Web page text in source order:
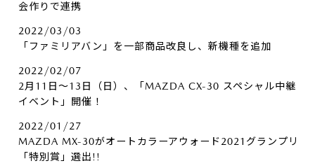
会作りで連携
2022/03/03
「ファミリアバン」を一部商品改良し、新機種を追加
2022/02/07
2月11日～13日（日）、「MAZDA CX-30 スペシャル中継
イベント」開催！
2022/01/27
MAZDA MX-30がオートカラーアウォード2021グランプリ
「特別賞」選出!!